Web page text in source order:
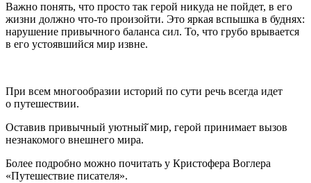
Важно понять, что просто так герой никуда не пойдет, в его
жизни должно что-то произойти. Это яркая вспышка в буднях:
нарушение привычного баланса сил. То, что грубо врывается
в его устоявшийся мир извне.
При всем многообразии историй по сути речь всегда идет
о путешествии.
Оставив привычный уютный̆ мир, герой принимает вызов
незнакомого внешнего мира.
Более подробно можно почитать у Кристофера Воглера
«Путешествие писателя».